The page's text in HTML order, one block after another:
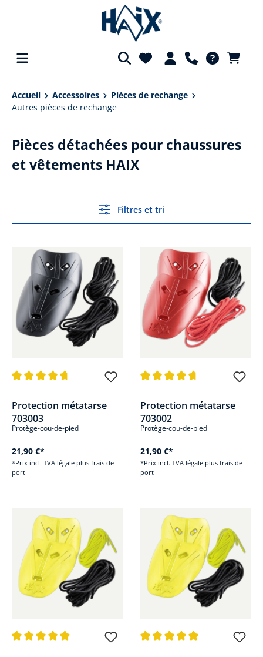
principal
Accueil Accessoires
Pièces de rechange
Autres pièces de rechange
Pièces détachées pour chaussures
et vêtements HAIX
Filtres et tri
Protection métatarse
703003
Protège-cou-de-pied
21,90 €*
*Prix incl. TVA légale plus frais de
port
Protection métatarse
703002
Protège-cou-de-pied
21,90 €*
*Prix incl. TVA légale plus frais de
port